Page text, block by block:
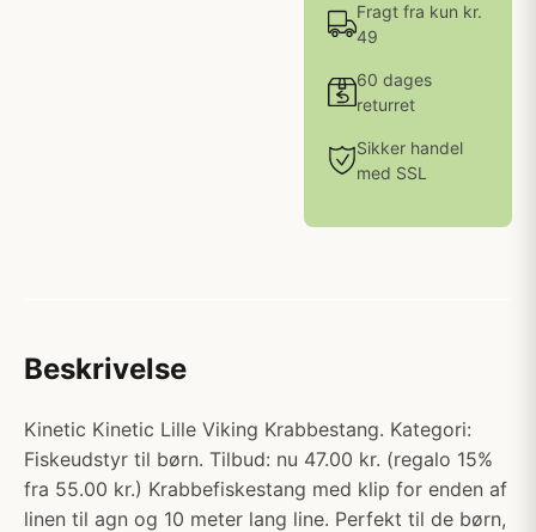
Fragt fra kun kr.
49
60 dages
returret
Sikker handel
med SSL
Beskrivelse
Kinetic Kinetic Lille Viking Krabbestang. Kategori:
Fiskeudstyr til børn. Tilbud: nu 47.00 kr. (regalo 15%
fra 55.00 kr.) Krabbefiskestang med klip for enden af
linen til agn og 10 meter lang line. Perfekt til de børn,